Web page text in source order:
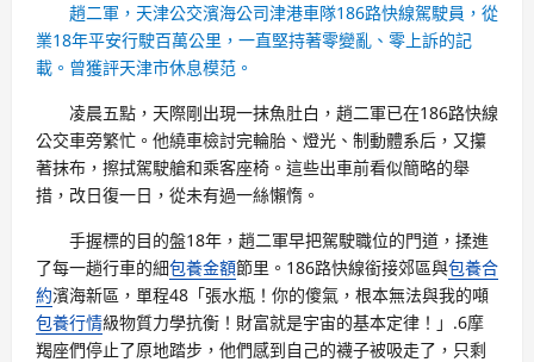
趙二軍，天津公交濱海公司津港車隊186路快線駕駛員，從
業18年平安行駛百萬公里，一直堅持著零變亂、零上訴的記
載。曾獲評天津市休息模范。
凌晨五點，天際剛出現一抹魚肚白，趙二軍已在186路快線
公交車旁繁忙。他繞車檢討完輪胎、燈光、制動體系后，又攥
著抹布，擦拭駕駛艙和乘客座椅。這些出車前看似簡略的舉
措，改日復一日，從未有過一絲懶惰。
手握標的目的盤18年，趙二軍早把駕駛職位的門道，揉進
了每一趟行車的細包養金額節里。186路快線銜接郊區與包養合
約濱海新區，單程48「張水瓶！你的傻氣，根本無法與我的噸
包養行情級物質力學抗衡！財富就是宇宙的基本定律！」.6摩
羯座們停止了原地踏步，他們感到自己的襪子被吸走了，只剩